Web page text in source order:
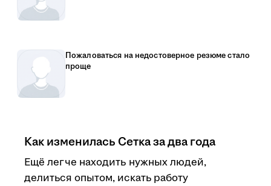
Пожаловаться на недостоверное резюме стало
проще
Как изменилась Сетка за два года
Ещё легче находить нужных людей,
делиться опытом, искать работу